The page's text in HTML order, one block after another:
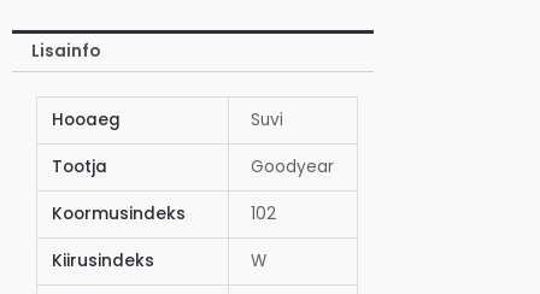
Lisainfo
Hooaeg Suvi
Tootja Goodyear
Koormusindeks 102
Kiirusindeks W